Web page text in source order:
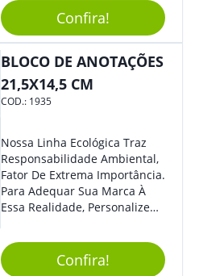
Resistente, Possui Tinta De
Qualidade Que Garante Uma
Escrita Suave E Sem Borrões.
Benefícios: - Praticidade: Leve
Facilmente Transportada Em
Bolsas, Mochilas E Estojos. -
Resistente Garante Uma
Longa Vida Útil, Evitando
Quebra Ou Danos. - Escrita
Precisa: A Ponta Fina Permite
Uma Escrita Uniforme E
Anotações: Ideal Para Fazer
Anotações Rápidas Durante
Confira!
BLOCO DE ANOTAÇÕES
21,5X14,5 CM
COD.: 1935
Nossa Linha Ecológica Traz
Responsabilidade Ambiental,
Fator De Extrema Importância.
Para Adequar Sua Marca À
Essa Realidade, Personalize
Anotações Com Post-It E
Caneta. Elaborado A Partir De
Material Reciclado, O Brinde
Confira!